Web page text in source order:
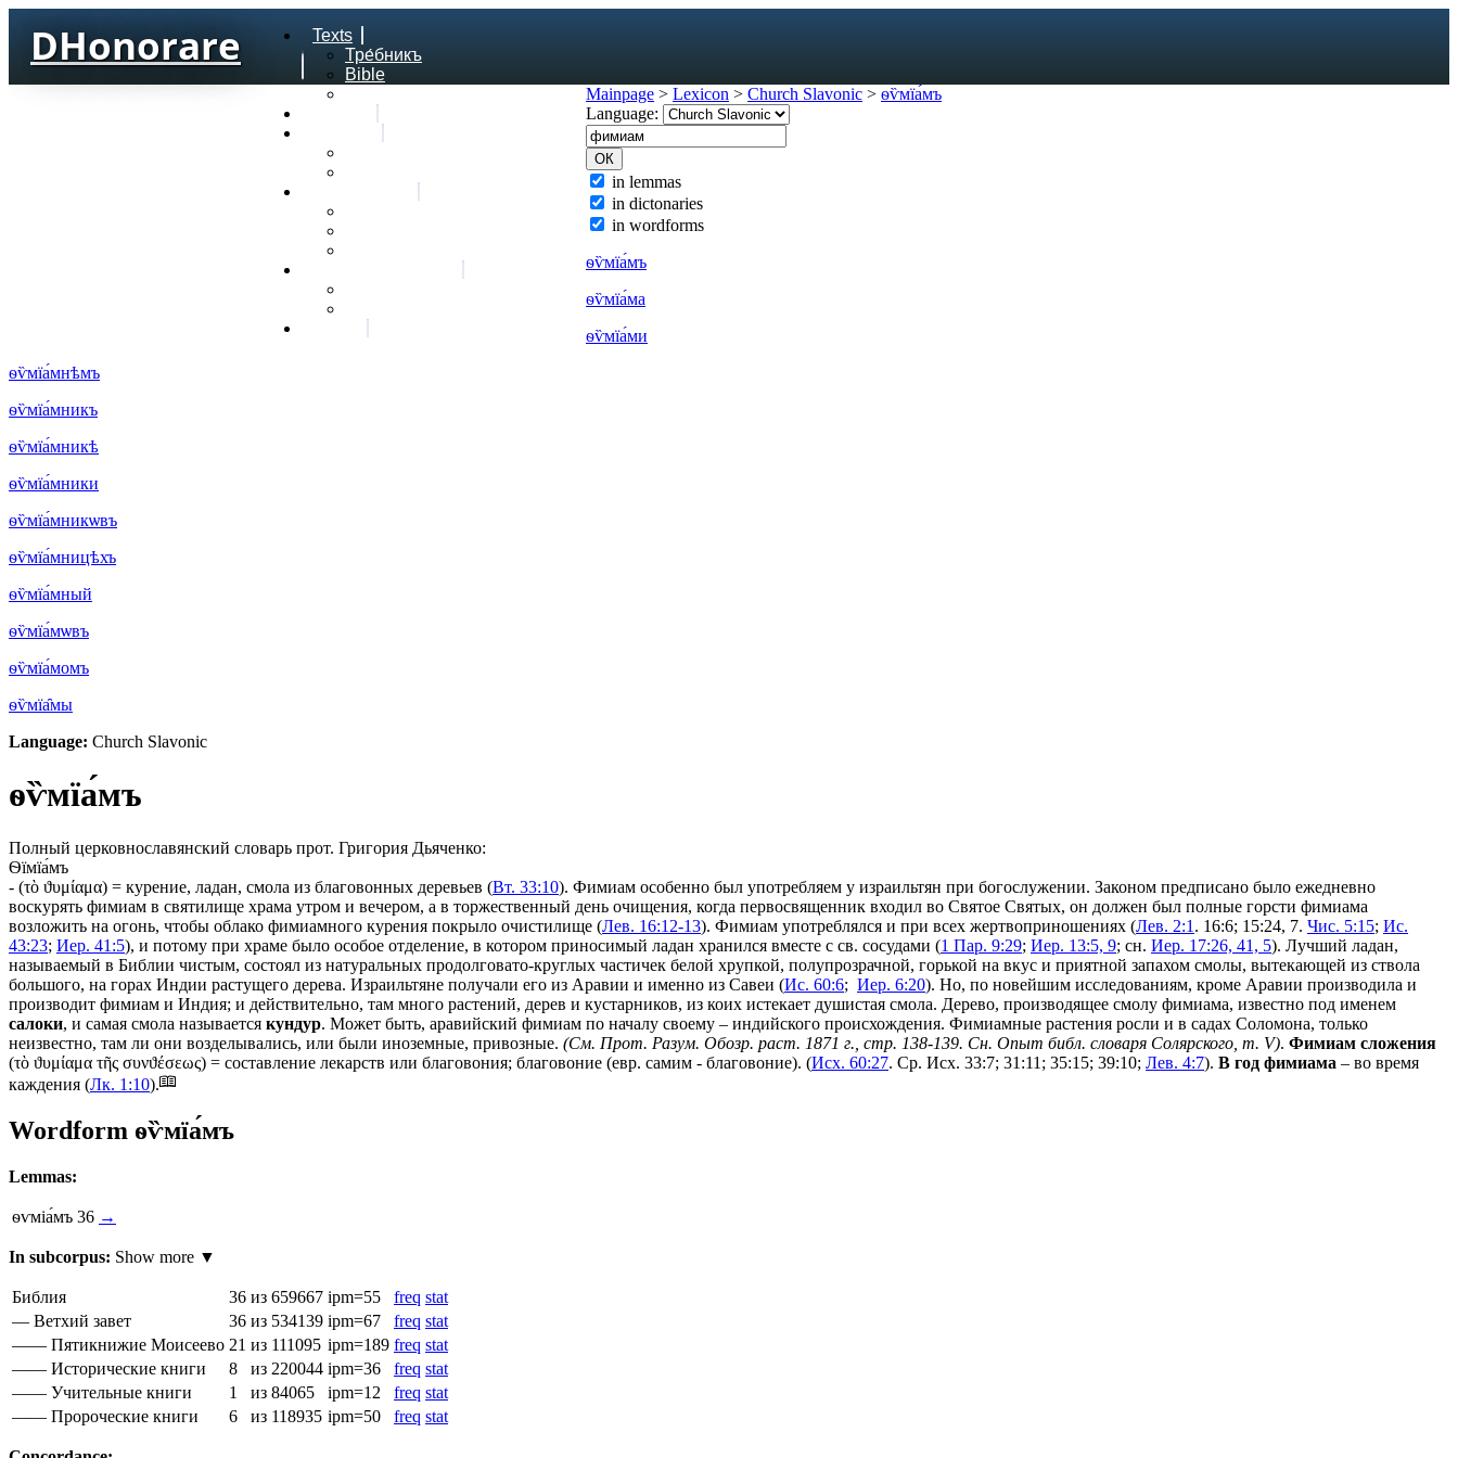
DHonorare
Texts
Тре́бникъ
Bible
Mainpage > Lexicon > Church Slavonic > ѳѷмїа́мъ
Language:
in lemmas
in dictonaries
in wordforms
ѳѷмїа́мъ
ѳѷмїа́ма
ѳѷмїа́ми
ѳѷмїа́мнѣмъ
ѳѷмїа́мникъ
ѳѷмїа́мникѣ
ѳѷмїа́мники
ѳѷмїа́мникѡвъ
ѳѷмїа́мницѣхъ
ѳѷмїа́мный
ѳѷмїа́мѡвъ
ѳѷмїа́момъ
ѳѷмїа̑мы
Language: Church Slavonic
ѳѷмїа́мъ
Полный церковнославянский словарь прот. Григория Дьяченко:
Ѳїмїа́мъ
- (τὸ ϑυμίαμα) = курение, ладан, смола из благовонных деревьев (Вт. 33:10). Фимиам особенно был употребляем у израильтян при богослужении. Законом предписано было ежедневно
воскурять фимиам в святилище храма утром и вечером, а в торжественный день очищения, когда первосвященник входил во Святое Святых, он должен был полные горсти фимиама
возложить на огонь, чтобы облако фимиамного курения покрыло очистилище (Лев. 16:12-13). Фимиам употреблялся и при всех жертвоприношениях (Лев. 2:1 . 16:6; 15:24, 7. Чис. 5:15; Ис.
43:23; Иер. 41:5), и потому при храме было особое отделение, в котором приносимый ладан хранился вместе с св. сосудами (1 Пар. 9:29; Иер. 13:5, 9; сн. Иер. 17:26, 41, 5). Лучший ладан,
называемый в Библии чистым, состоял из натуральных продолговато-круглых частичек белой хрупкой, полупрозрачной, горькой на вкус и приятной запахом смолы, вытекающей из ствола
большого, на горах Индии растущего дерева. Израильтяне получали его из Аравии и именно из Савеи (Ис. 60:6; Иер. 6:20). Но, по новейшим исследованиям, кроме Аравии производила и
производит фимиам и Индия; и действительно, там много растений, дерев и кустарников, из коих истекает душистая смола. Дерево, производящее смолу фимиама, известно под именем
салоки, и самая смола называется кундур. Может быть, аравийский фимиам по началу своему – индийского происхождения. Фимиамные растения росли и в садах Соломона, только
неизвестно, там ли они возделывались, или были иноземные, привозные. (См. Прот. Разум. Обозр. раст. 1871 г. стр. 138-139. Сн. Опыт библ. словаря Солярского, т. V). Фимиам сложения
(τὸ ϑυμίαμα τῆς συνϑέσεως) = составление лекарств или благовония; благовоние (евр. самим - благовоние). (Исх. 60:27. Ср. Исх. 33:7; 31:11; 35:15; 39:10; Лев. 4:7). В год фимиама – во время
каждения (Лк. 1:10).
Wordform ѳѷмїа́мъ
Lemmas:
ѳѵміа́мъ 36 →
In subcorpus: Show more ▼
Библия 36 из 659667 ipm=55 freq stat
— Ветхий завет
36 из 534139 ipm=67 freq stat
—— Пятикнижие Моисеево 21 из 111095 ipm=189 freq stat
—— Исторические книги
8 из 220044 ipm=36 freq stat
—— Учительные книги
1 из 84065 ipm=12 freq stat
—— Пророческие книги
6 из 118935 ipm=50 freq stat